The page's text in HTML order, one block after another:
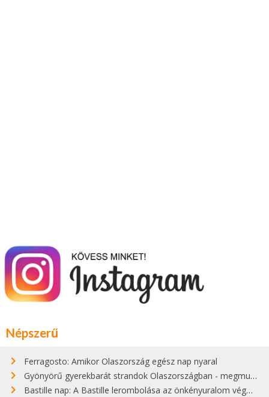
Népszerű
Ferragosto: Amikor Olaszország egész nap nyaral
Gyönyörű gyerekbarát strandok Olaszországban - megmutatjuk a 15 legjobbat
Bastille nap: A Bastille lerombolása az önkényuralom végét jelentette